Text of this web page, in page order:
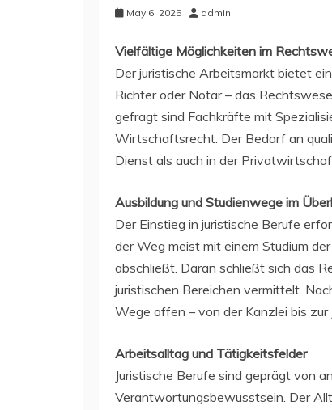
May 6, 2025 admin
Vielfältige Möglichkeiten im
Der juristische Arbeitsmarkt bietet
Richter oder Notar – das
gefragt sind Fachkräfte mit
Wirtschaftsrecht. Der Bedarf an
Dienst als auch in der
Ausbildung und Studienwege im
Der Einstieg in juristische Berufe
der Weg meist mit einem Studium
abschließt. Daran schließt sich das
juristischen Bereichen vermittelt.
Wege offen – von der Kanzlei bis zur
Arbeitsalltag und Tätigkeitsfelder
Juristische Berufe sind geprägt von
Verantwortungsbewusstsein. Der